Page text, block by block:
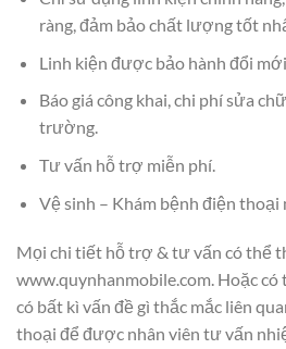
ràng, đảm bảo chất lượng tốt
Linh kiện được bảo hành đổi
Báo giá công khai, chi phí sửa
trường.
Tư vấn hỗ trợ miễn phí.
Vệ sinh – Khám bệnh điện thoại
Mọi chi tiết hỗ trợ & tư vấn có thể
www.quynhanmobile.com. Hoặc có
có bất kì vấn đề gì thắc mắc liên
thoại để được nhân viên tư vấn